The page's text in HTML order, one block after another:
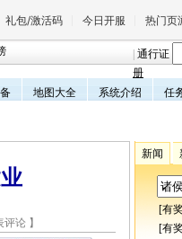
礼包/激活码 今日开服 热门页
天
王权
通行证
册
地图大全 系统介绍 任
评论 】
新闻
[有
[有